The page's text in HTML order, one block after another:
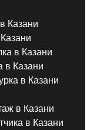
Казани
в Казани
в Казани
в Казани
в Казани
в Казани